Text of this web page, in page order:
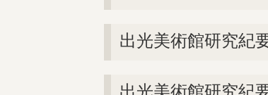
出光美術館研究紀
出光美術館研究紀